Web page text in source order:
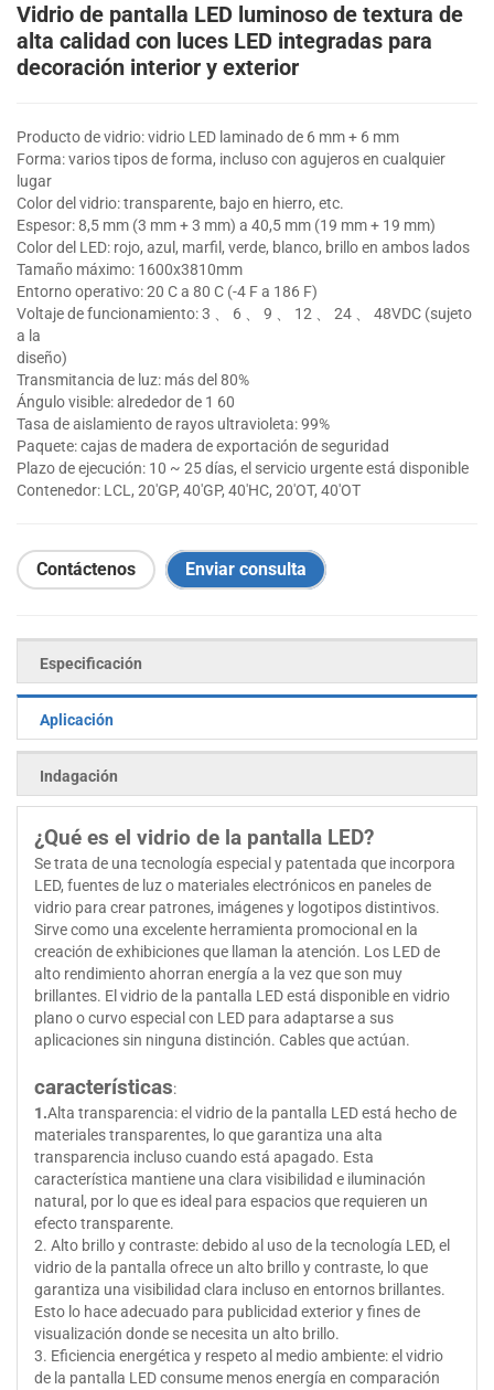
Vidrio de pantalla LED luminoso de textura de
alta calidad con luces LED integradas para
decoración interior y exterior
Producto de vidrio: vidrio LED laminado de 6 mm + 6 mm
Forma: varios tipos de forma, incluso con agujeros en cualquier
lugar
Color del vidrio: transparente, bajo en hierro, etc.
Espesor: 8,5 mm (3 mm + 3 mm) a 40,5 mm (19 mm + 19 mm)
Color del LED: rojo, azul, marfil, verde, blanco, brillo en ambos lados
Tamaño máximo: 1600x3810mm
Entorno operativo: 20 C a 80 C (-4 F a 186 F)
Voltaje de funcionamiento: 3 、 6 、 9 、 12 、 24 、 48VDC (sujeto
a la
diseño)
Transmitancia de luz: más del 80%
Ángulo visible: alrededor de 1 60
Tasa de aislamiento de rayos ultravioleta: 99%
Paquete: cajas de madera de exportación de seguridad
Plazo de ejecución: 10 ~ 25 días, el servicio urgente está disponible
Contenedor: LCL, 20'GP, 40'GP, 40'HC, 20'OT, 40'OT
Contáctenos Enviar consulta
Especificación
Aplicación
Indagación
¿Qué es el vidrio de la pantalla LED?
Se trata de una tecnología especial y patentada que incorpora
LED, fuentes de luz o materiales electrónicos en paneles de
vidrio para crear patrones, imágenes y logotipos distintivos.
Sirve como una excelente herramienta promocional en la
creación de exhibiciones que llaman la atención. Los LED de
alto rendimiento ahorran energía a la vez que son muy
brillantes. El vidrio de la pantalla LED está disponible en vidrio
plano o curvo especial con LED para adaptarse a sus
aplicaciones sin ninguna distinción. Cables que actúan.
características:
1.Alta transparencia: el vidrio de la pantalla LED está hecho de
materiales transparentes, lo que garantiza una alta
transparencia incluso cuando está apagado. Esta
característica mantiene una clara visibilidad e iluminación
natural, por lo que es ideal para espacios que requieren un
efecto transparente.
2. Alto brillo y contraste: debido al uso de la tecnología LED, el
vidrio de la pantalla ofrece un alto brillo y contraste, lo que
garantiza una visibilidad clara incluso en entornos brillantes.
Esto lo hace adecuado para publicidad exterior y fines de
visualización donde se necesita un alto brillo.
3. Eficiencia energética y respeto al medio ambiente: el vidrio
de la pantalla LED consume menos energía en comparación